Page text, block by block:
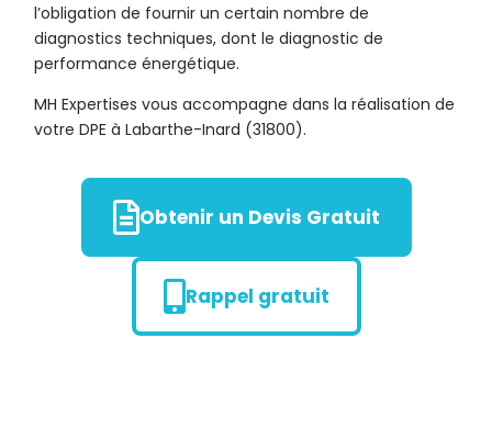
l’obligation de fournir un certain nombre de
diagnostics techniques, dont le diagnostic de
performance énergétique.
MH Expertises vous accompagne dans la réalisation de
votre DPE à Labarthe-Inard (31800).
Obtenir un Devis Gratuit
Rappel gratuit